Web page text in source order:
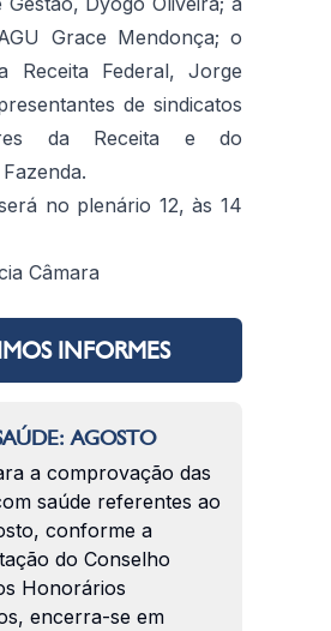
Grace Mendonça; o
Receita Federal, Jorge
de sindicatos
da Receita e do
no plenário 12, às 14
Câmara
INFORMES
AGOSTO
a comprovação das
saúde referentes ao
conforme a
do Conselho
Honorários
encerra-se em